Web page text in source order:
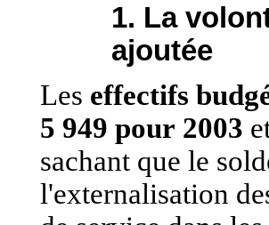
1. La
ajoutée
Les effectifs
5 949 pour 2003
sachant que le
l'externalisation